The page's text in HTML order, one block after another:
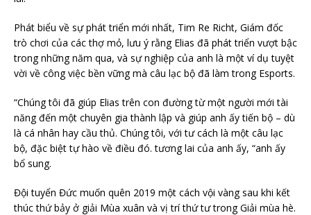
Phát biểu về sự phát triển mới nhất, Tim Re Richt, Giám đốc
trò chơi của các thợ mỏ, lưu ý rằng Elias đã phát triển vượt bậc
trong những năm qua, và sự nghiệp của anh là một ví dụ tuyệt
vời về công việc bền vững mà câu lạc bộ đã làm trong Esports.
“Chúng tôi đã giúp Elias trên con đường từ một người mới tài
năng đến một chuyên gia thành lập và giúp anh ấy tiến bộ – dù
là cá nhân hay cầu thủ. Chúng tôi, với tư cách là một câu lạc
bộ, đặc biệt tự hào về điều đó. tương lai của anh ấy, “anh ấy
bổ sung.
Đội tuyển Đức muốn quên 2019 một cách vội vàng sau khi kết
thúc thứ bảy ở giải Mùa xuân và vị trí thứ tư trong Giải mùa hè.